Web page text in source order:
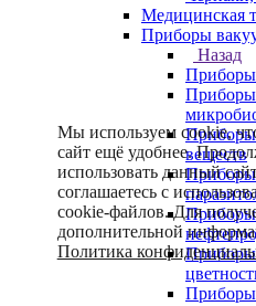
Медицинская
Приборы
Назад
Приборы
Приборы
Приборы
веществ
Приборы
Приборы
Приборы
Приборы
Мы используем cookie,
сайт ещё удобнее.
использовать данный
соглашаетесь с
cookie-файлов. Для
дополнительной
Политика